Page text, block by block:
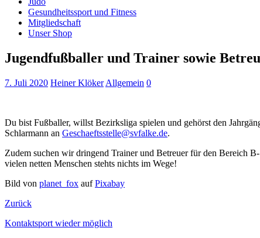
Gesundheitssport und Fitness
Mitgliedschaft
Unser Shop
Jugendfußballer und Trainer sowie
7. Juli 2020 Heiner Klöker Allgemein 0
Du bist Fußballer, willst Bezirksliga spielen und gehörst den
Schlarmann an Geschaeftsstelle@svfalke.de.
Zudem suchen wir dringend Trainer und Betreuer für den Bereich
vielen netten Menschen stehts nichts im Wege!
Bild von planet_fox aufPixabay
Zurück
Kontaktsport wieder möglich